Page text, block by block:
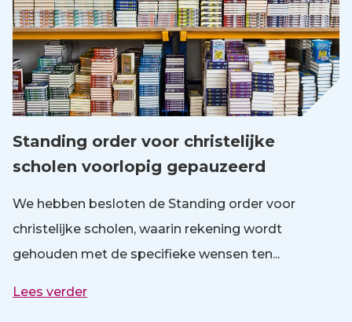
Standing order voor christelijke
scholen voorlopig gepauzeerd
We hebben besloten de Standing order voor
christelijke scholen, waarin rekening wordt
gehouden met de specifieke wensen ten...
Lees verder